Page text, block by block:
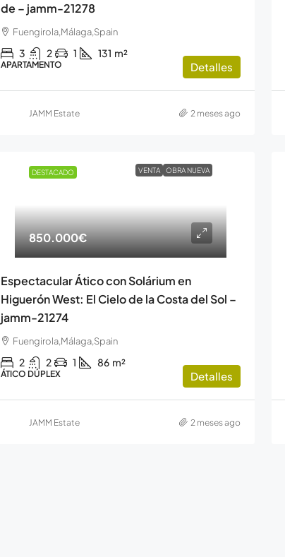
de – jamm-21278
Fuengirola,Málaga,Spain
3 2 1 131 m²
APARTAMENTO Detalles
JAMM Estate 2 meses ago
DESTACADO VENTA OBRA NUEVA
850.000€
Espectacular Ático con Solárium en
Higuerón West: El Cielo de la Costa del Sol –
jamm-21274
Fuengirola,Málaga,Spain
2 2 1 86 m²
ÁTICO DÚPLEX Detalles
JAMM Estate 2 meses ago